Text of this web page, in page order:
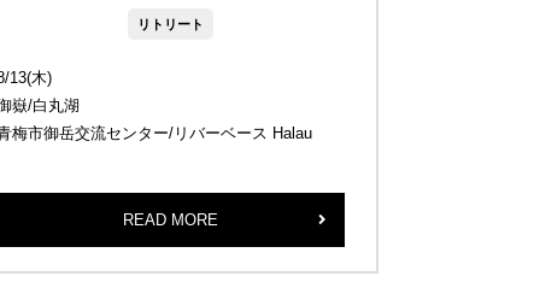
リトリート
13(木)
嶽/白丸湖
梅市御岳交流センター/リバーベース Halau
READ MORE